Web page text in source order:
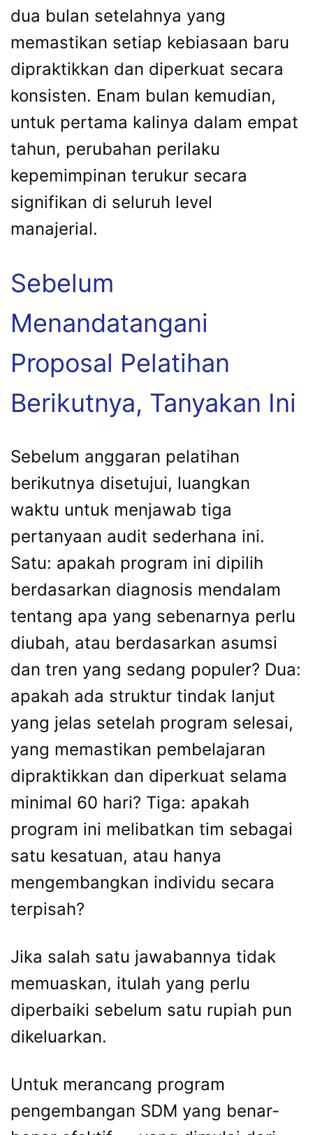
dua bulan setelahnya yang
memastikan setiap kebiasaan baru
dipraktikkan dan diperkuat secara
konsisten. Enam bulan kemudian,
untuk pertama kalinya dalam empat
tahun, perubahan perilaku
kepemimpinan terukur secara
signifikan di seluruh level
manajerial.
Sebelum
Menandatangani
Proposal Pelatihan
Berikutnya, Tanyakan Ini
Sebelum anggaran pelatihan
berikutnya disetujui, luangkan
waktu untuk menjawab tiga
pertanyaan audit sederhana ini.
Satu: apakah program ini dipilih
berdasarkan diagnosis mendalam
tentang apa yang sebenarnya perlu
diubah, atau berdasarkan asumsi
dan tren yang sedang populer? Dua:
apakah ada struktur tindak lanjut
yang jelas setelah program selesai,
yang memastikan pembelajaran
dipraktikkan dan diperkuat selama
minimal 60 hari? Tiga: apakah
program ini melibatkan tim sebagai
satu kesatuan, atau hanya
mengembangkan individu secara
terpisah?
Jika salah satu jawabannya tidak
memuaskan, itulah yang perlu
diperbaiki sebelum satu rupiah pun
dikeluarkan.
Untuk merancang program
pengembangan SDM yang benar-